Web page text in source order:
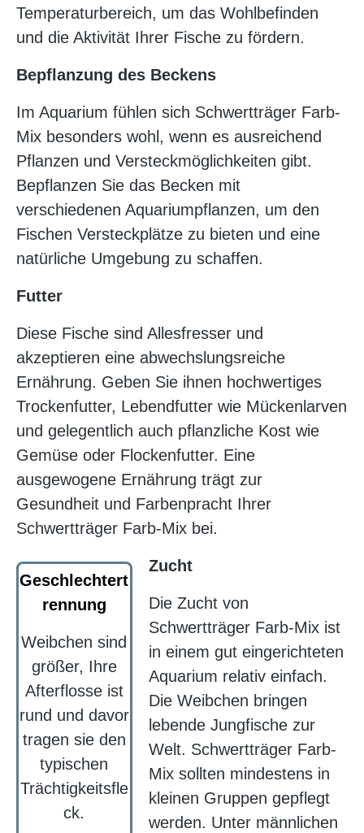
Temperaturbereich, um das Wohlbefinden
und die Aktivität Ihrer Fische zu fördern.
Bepflanzung des Beckens
Im Aquarium fühlen sich Schwertträger Farb-
Mix besonders wohl, wenn es ausreichend
Pflanzen und Versteckmöglichkeiten gibt.
Bepflanzen Sie das Becken mit
verschiedenen Aquariumpflanzen, um den
Fischen Versteckplätze zu bieten und eine
natürliche Umgebung zu schaffen.
Futter
Diese Fische sind Allesfresser und
akzeptieren eine abwechslungsreiche
Ernährung. Geben Sie ihnen hochwertiges
Trockenfutter, Lebendfutter wie Mückenlarven
und gelegentlich auch pflanzliche Kost wie
Gemüse oder Flockenfutter. Eine
ausgewogene Ernährung trägt zur
Gesundheit und Farbenpracht Ihrer
Schwertträger Farb-Mix bei.
Geschlechtert
rennung
Weibchen sind
größer, Ihre
Afterflosse ist
rund und davor
tragen sie den
typischen
Trächtigkeitsfle
ck.
Zucht
Die Zucht von
Schwertträger Farb-Mix ist
in einem gut eingerichteten
Aquarium relativ einfach.
Die Weibchen bringen
lebende Jungfische zur
Welt. Schwertträger Farb-
Mix sollten mindestens in
kleinen Gruppen gepflegt
werden. Unter männlichen